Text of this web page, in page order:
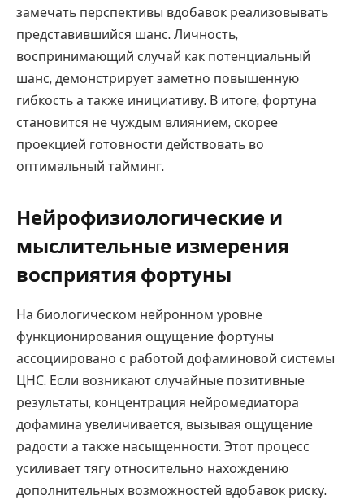
замечать перспективы вдобавок реализовывать
представившийся шанс. Личность,
воспринимающий случай как потенциальный
шанс, демонстрирует заметно повышенную
гибкость а также инициативу. В итоге, фортуна
становится не чуждым влиянием, скорее
проекцией готовности действовать во
оптимальный тайминг.
Нейрофизиологические и
мыслительные измерения
восприятия фортуны
На биологическом нейронном уровне
функционирования ощущение фортуны
ассоциировано с работой дофаминовой системы
ЦНС. Если возникают случайные позитивные
результаты, концентрация нейромедиатора
дофамина увеличивается, вызывая ощущение
радости а также насыщенности. Этот процесс
усиливает тягу относительно нахождению
дополнительных возможностей вдобавок риску.